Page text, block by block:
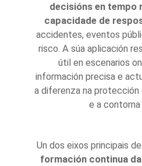
decisións en tempo
capacidade de
accidentes, eventos
risco. A súa aplicación
útil en escenarios
información precisa e
a diferenza na protección
e a contorna
Un dos eixos principais
formación continua